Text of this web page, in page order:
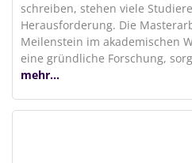
schreiben, stehen viele
Herausforderung. Die
Meilenstein im akademischen
eine gründliche Forschung,
mehr...